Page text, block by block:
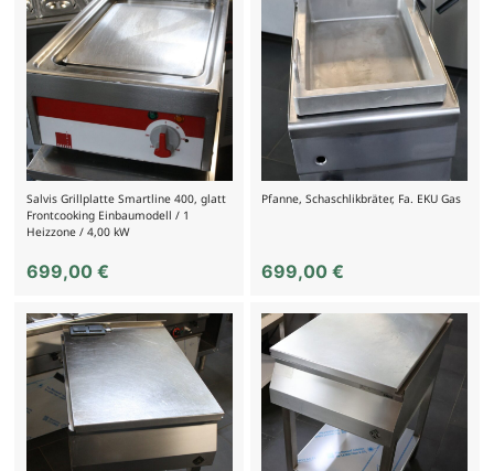
Salvis Grillplatte Smartline 400, glatt
Frontcooking Einbaumodell / 1
Heizzone / 4,00 kW
699,00 €
Pfanne, Schaschlikbräter, Fa. EKU Gas
699,00€